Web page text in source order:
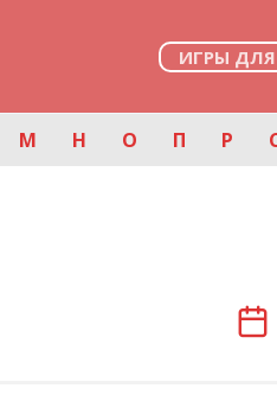
ИГРЫ ДЛЯ
М Н О П Р